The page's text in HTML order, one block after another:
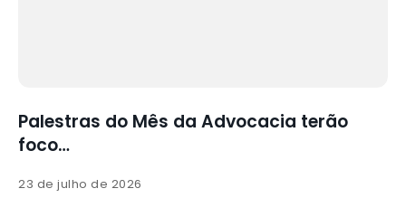
Palestras do Mês da Advocacia terão
foco…
23 de julho de 2026